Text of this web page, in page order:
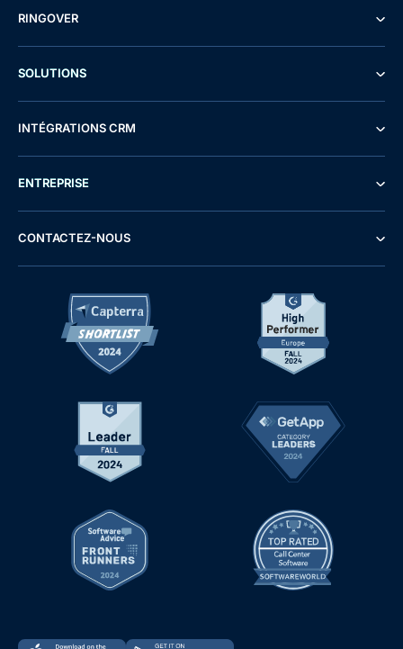
RINGOVER
SOLUTIONS
INTÉGRATIONS CRM
ENTREPRISE
CONTACTEZ-NOUS